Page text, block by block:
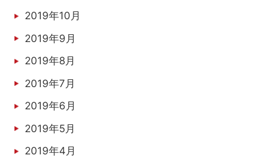
2019年10月
2019年9月
2019年8月
2019年7月
2019年6月
2019年5月
2019年4月